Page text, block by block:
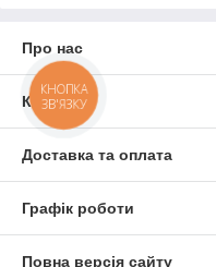
Про нас
Контакти
Доставка та оплата
Графік роботи
Повна версія сайту
КНОПКА
ЗВ'ЯЗКУ